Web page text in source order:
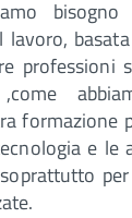
lavoro,
professioni
formazione
e le